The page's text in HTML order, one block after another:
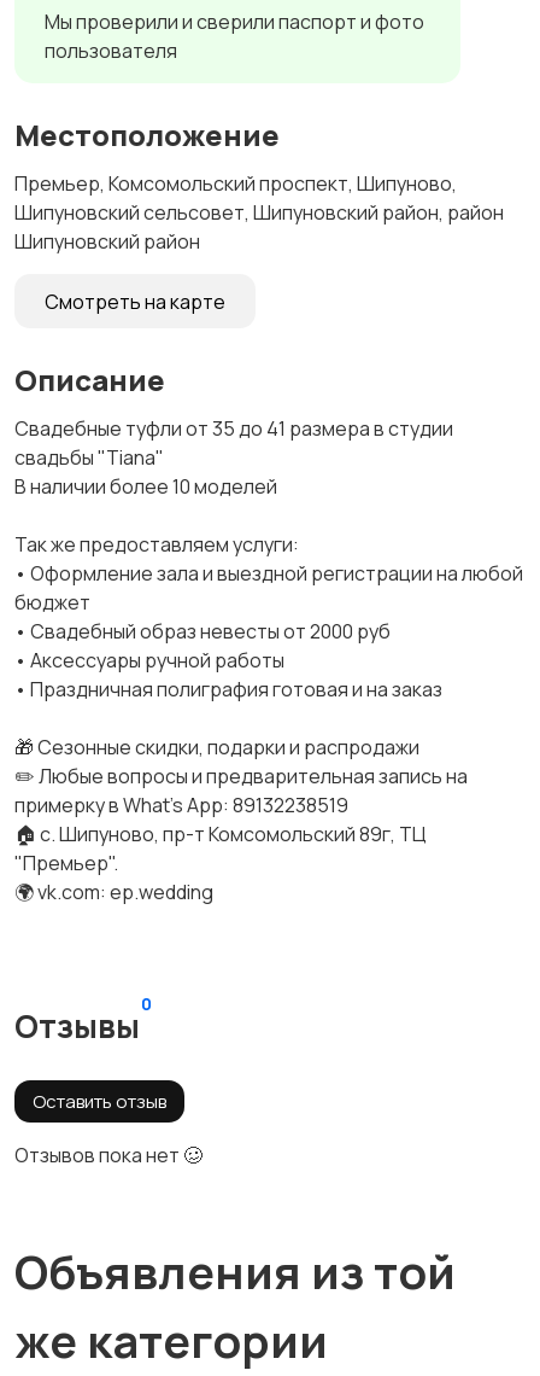
Мы проверили и сверили паспорт и фото
пользователя
Местоположение
Премьер, Комсомольский проспект, Шипуново,
Шипуновский сельсовет, Шипуновский район, район
Шипуновский район
Смотреть на карте
Описание
Свадебные туфли от 35 до 41 размера в студии
свадьбы "Tiana"
В наличии более 10 моделей
Так же предоставляем услуги:
• Оформление зала и выездной регистрации на любой
бюджет
• Свадебный образ невесты от 2000 руб
• Аксессуары ручной работы
• Праздничная полиграфия готовая и на заказ
🎁 Сезонные скидки, подарки и распродажи
✏️ Любые вопросы и предварительная запись на
примерку в What's App: 89132238519
🏠 с. Шипуново, пр-т Комсомольский 89г, ТЦ
"Премьер".
🌍 vk.com: ep.wedding
Отзывы
0
Оставить отзыв
Отзывов пока нет 🥴
Объявления из той
же категории